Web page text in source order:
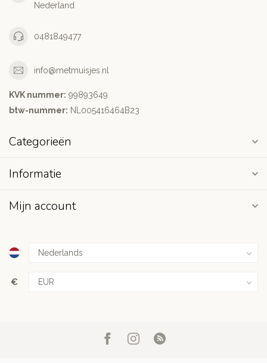
Nederland
0481849477
info@metmuisjes.nl
KVK nummer: 99893649
btw-nummer: NL005416464B23
Categorieën
Informatie
Mijn account
€